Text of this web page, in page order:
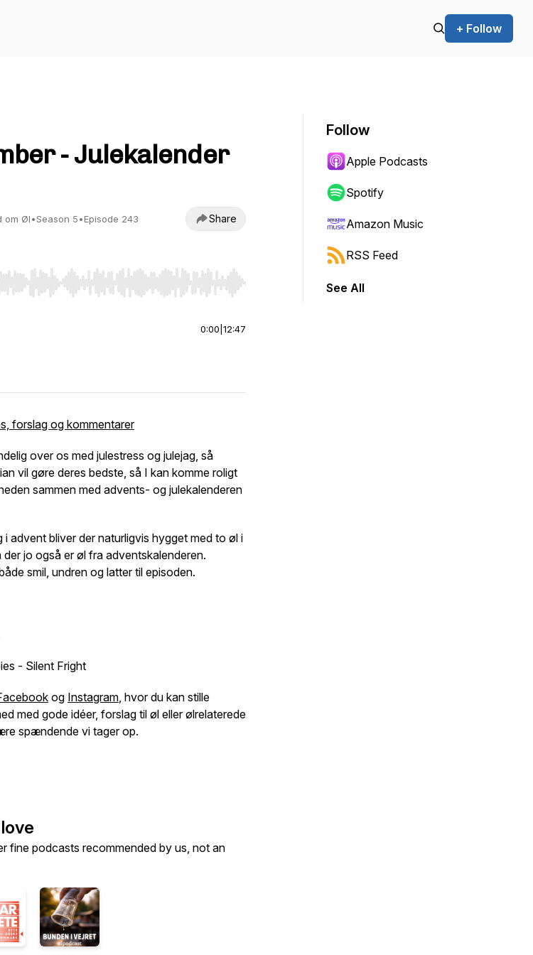
+ Follow
- Julekalender
om Øl•Season 5•Episode 243 Share
to seek, Home/End to jump to start or end. Hold shift to jump forward or backward.
0:00 12:47
forslag og kommentarer
over os med julestress og julejag, så
vil gøre deres bedste, så I kan komme roligt
sammen med advents- og julekalenderen
i advent bliver der naturligvis hygget med to øl i
der jo også er øl fra adventskalenderen.
smil, undren og latter til episoden.
- Silent Fright
og Instagram, hvor du kan stille
med gode idéer, forslag til øl eller ølrelaterede
spændende vi tager op.
fine podcasts recommended by us, not an
Follow
Apple Podcasts
Spotify
Amazon Music
RSS Feed
See All